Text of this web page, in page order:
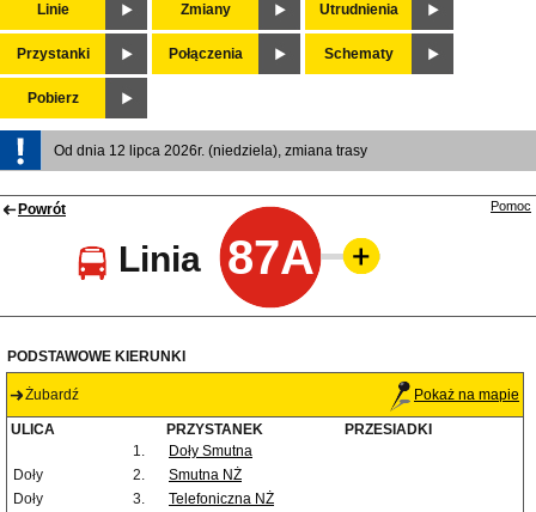
Linie Zmiany Utrudnienia
Przystanki Połączenia Schematy
Pobierz
Od dnia 12 lipca 2026r. (niedziela), zmiana trasy
Powrót
Linia 87A
Pomoc
PODSTAWOWE KIERUNKI
Żubardź Pokaż na mapie
ULICA PRZYSTANEK
PRZESIADKI
1.
Doły Smutna
Doły
2.
Smutna NŻ
Doły
3.
Telefoniczna NŻ